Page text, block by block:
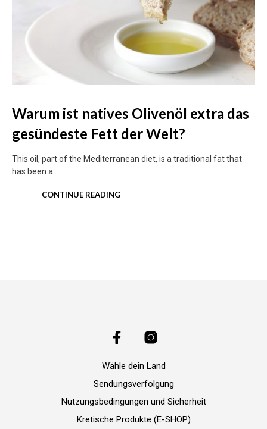
Warum ist natives Olivenöl extra das
gesündeste Fett der Welt?
This oil, part of the Mediterranean diet, is a traditional fat that
has been a…
CONTINUE READING
Wähle dein Land
Sendungsverfolgung
Nutzungsbedingungen und Sicherheit
Kretische Produkte (E-SHOP)